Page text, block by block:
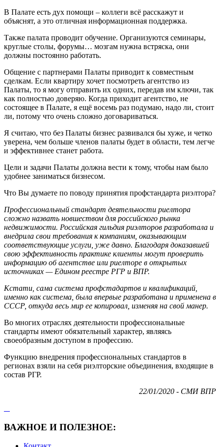
В Палате есть дух помощи – коллеги всё расскажут и
объяснят, а это отличная информационная поддержка.
Также палата проводит обучение. Организуются семинары,
круглые столы, форумы… мозгам нужна встряска, они
должны постоянно работать.
Общение с партнерами Палаты приводит к совместным
сделкам. Если квартиру хочет посмотреть агентство из
Палаты, то я могу отправить их одних, передав им ключи, так
как полностью доверяю. Когда приходит агентство, не
состоящее в Палате, я ещё восемь раз подумаю, надо ли, стоит
ли, потому что очень сложно договариваться.
Я считаю, что без Палаты бизнес развивался бы хуже, и четко
уверена, чем больше членов палаты будет в области, тем легче
и эффективнее станет работа.
Цели и задачи Палаты должна вести к тому, чтобы нам было
удобнее заниматься бизнесом.
Что Вы думаете по поводу принятия профстандарта риэлтора?
Профессиональный стандарт деятельности риелтора
сложно назвать новшеством для российского рынка
недвижимости. Российская гильдия риэлторов разработала и
внедрила свои требования к компаниям, оказывающим
соответствующие услуги, уже давно. Благодаря доказавшей
свою эффективность практике клиенты могут проверить
информацию об агентстве или риелторе в открытых
источниках — Едином реестре РГР и ВПР.
Кстати, сама система профстадартов и квалификаций,
именно как система, была впервые разработана и применена в
СССР, откуда весь мир ее копировал, изменяя на свой манер.
Во многих отраслях деятельности профессиональные
стандарты имеют обязательный характер, являясь
своеобразным доступом в профессию.
Функцию внедрения профессиональных стандартов в
регионах взяли на себя риэлторские объединения, входящие в
состав РГР.
22/01/2020 - СМИ ВПР
ВАЖНОЕ И ПОЛЕЗНОЕ: